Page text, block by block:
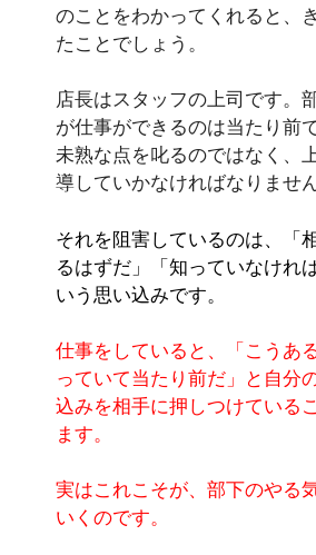
のことをわかってくれると、
たことでしょう。
店長はスタッフの上司です。
が仕事ができるのは当たり前で
未熟な点を叱るのではなく、
導していかなければなりません
それを阻害しているのは、「
るはずだ」「知っていなけれ
いう思い込みです。
仕事をしていると、「こうあ
っていて当たり前だ」と自分
込みを相手に押しつけている
ます。
実はこれこそが、部下のやる
いくのです。